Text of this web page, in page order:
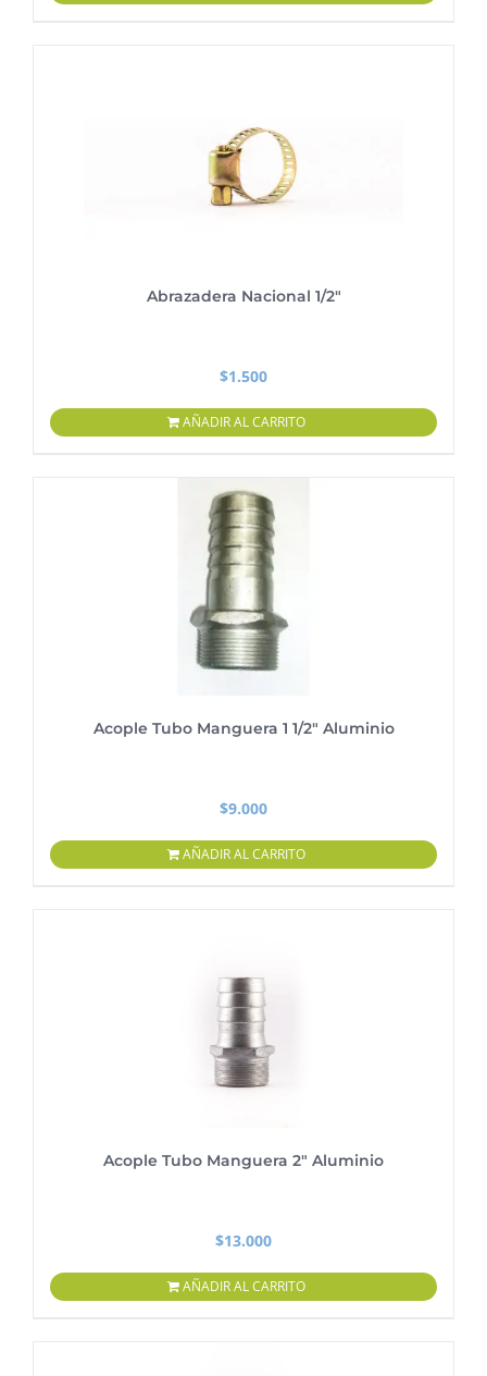
Abrazadera Nacional 1/2″
$1.500
AÑADIR AL CARRITO
Acople Tubo Manguera 1 1/2″ Aluminio
$9.000
AÑADIR AL CARRITO
Acople Tubo Manguera 2″ Aluminio
$13.000
AÑADIR AL CARRITO